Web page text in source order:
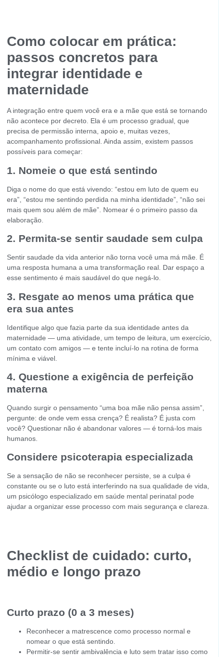
Como colocar em prática:
passos concretos para
integrar identidade e
maternidade
A integração entre quem você era e a mãe que está se tornando
não acontece por decreto. Ela é um processo gradual, que
precisa de permissão interna, apoio e, muitas vezes,
acompanhamento profissional. Ainda assim, existem passos
possíveis para começar:
1. Nomeie o que está sentindo
Diga o nome do que está vivendo: “estou em luto de quem eu
era”, “estou me sentindo perdida na minha identidade”, “não sei
mais quem sou além de mãe”. Nomear é o primeiro passo da
elaboração.
2. Permita-se sentir saudade sem culpa
Sentir saudade da vida anterior não torna você uma má mãe. É
uma resposta humana a uma transformação real. Dar espaço a
esse sentimento é mais saudável do que negá-lo.
3. Resgate ao menos uma prática que
era sua antes
Identifique algo que fazia parte da sua identidade antes da
maternidade — uma atividade, um tempo de leitura, um exercício,
um contato com amigos — e tente incluí-lo na rotina de forma
mínima e viável.
4. Questione a exigência de perfeição
materna
Quando surgir o pensamento “uma boa mãe não pensa assim”,
pergunte: de onde vem essa crença? É realista? É justa com
você? Questionar não é abandonar valores — é torná-los mais
humanos.
Considere psicoterapia especializada
Se a sensação de não se reconhecer persiste, se a culpa é
constante ou se o luto está interferindo na sua qualidade de vida,
um psicólogo especializado em saúde mental perinatal pode
ajudar a organizar esse processo com mais segurança e clareza.
Checklist de cuidado: curto,
médio e longo prazo
Curto prazo (0 a 3 meses)
Reconhecer a matrescence como processo normal e
nomear o que está sentindo.
Permitir-se sentir ambivalência e luto sem tratar isso como